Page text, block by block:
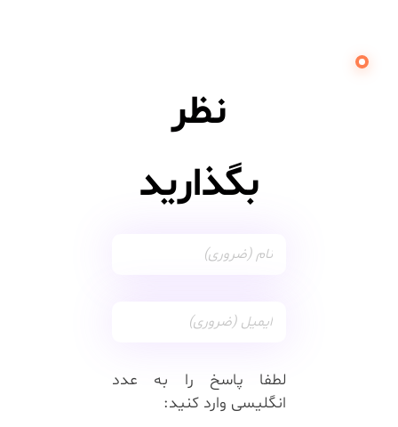
نظر
بگذارید
لطفا پاسخ را به عدد
انگلیسی وارد کنید: